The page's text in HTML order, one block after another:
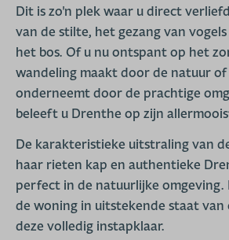
Dit is zo'n plek waar u direct
van de stilte, het gezang van
het bos. Of u nu ontspant op het
wandeling maakt door de natuur
onderneemt door de prachtige
beleeft u Drenthe op zijn
De karakteristieke uitstraling van
haar rieten kap en authentieke
perfect in de natuurlijke
de woning in uitstekende staat van
deze volledig instapklaar.